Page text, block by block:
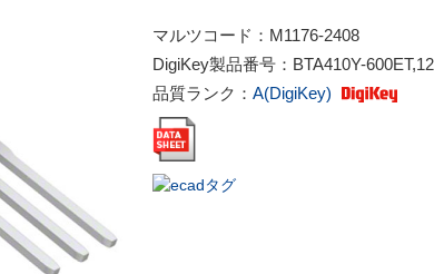
マルツコード： M1176-2408
DigiKey製品番号： BTA410Y-
品質ランク： A(DigiKey)